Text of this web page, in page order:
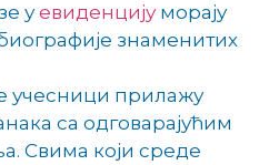
уевиденцију морају
знаменитих
учесници прилажу
са одговарајућим
Свима који среде